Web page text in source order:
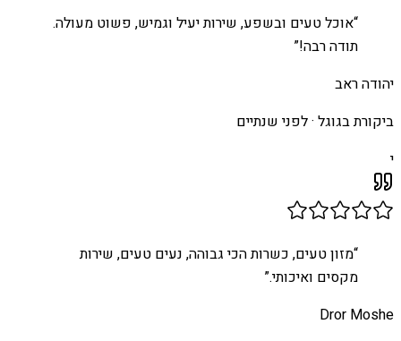
“אוכל טעים ובשפע, שירות יעיל וגמיש, פשוט מעולה.
תודה רבה!”
יהודה ראב
ביקורת בגוגל ·לפני שנתיים
י
“מזון טעים, כשרות הכי גבוהה, נעים טעים, שירות
מקסים ואיכותי.”
Dror Moshe